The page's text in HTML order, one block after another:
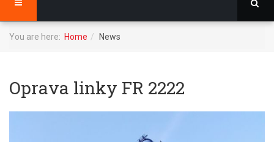
You are here: Home News
Oprava linky FR 2222